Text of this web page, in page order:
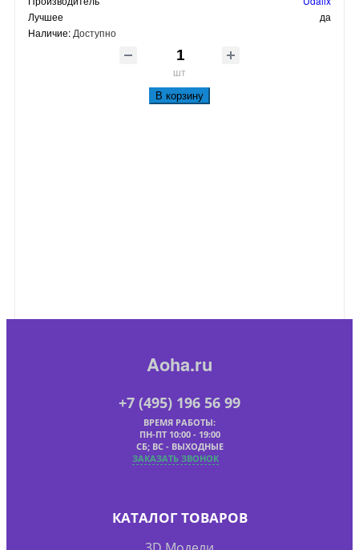
Лучшее
да
Наличие: Доступно
шт
В корзину
Aoha.ru
+7 (495) 196 56 99
ВРЕМЯ РАБОТЫ:
ПН-ПТ 10:00 - 19:00
СБ; ВС - ВЫХОДНЫЕ
ЗАКАЗАТЬ ЗВОНОК
КАТАЛОГ ТОВАРОВ